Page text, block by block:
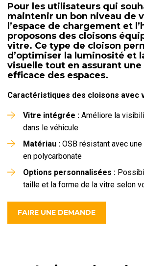
Pour les utilisateurs qui
maintenir un bon niveau de
l’espace de chargement et
proposons des cloisons
vitre. Ce type de cloison
d’optimiser la luminosité et
visuelle tout en assurant une
efficace des espaces.
Caractéristiques des cloisons avec
Vitre intégrée : Améliore la
dans le véhicule
Matériau : OSB résistant avec
en polycarbonate
Options personnalisées :
taille et la forme de la vitre selon
FAIRE UNE DEMANDE